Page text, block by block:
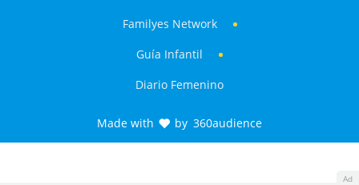
Ad
Familyes Network
Guía Infantil
Diario Femenino
Made with by 360audience